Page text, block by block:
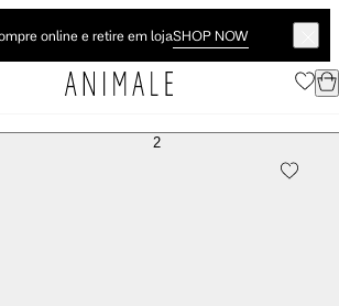
online e retire em lojaSHOP NOW